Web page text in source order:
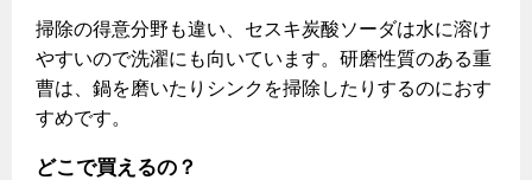
お引越しのときには
ガス使用開始のご案内
ガス使用停止のご案内
インターネット受付
掃除の得意分野も違い、セスキ炭酸ソーダは水に溶け
やすいので洗濯にも向いています。研磨性質のある重
曹は、鍋を磨いたりシンクを掃除したりするのにおす
すめです。
どこで買えるの？